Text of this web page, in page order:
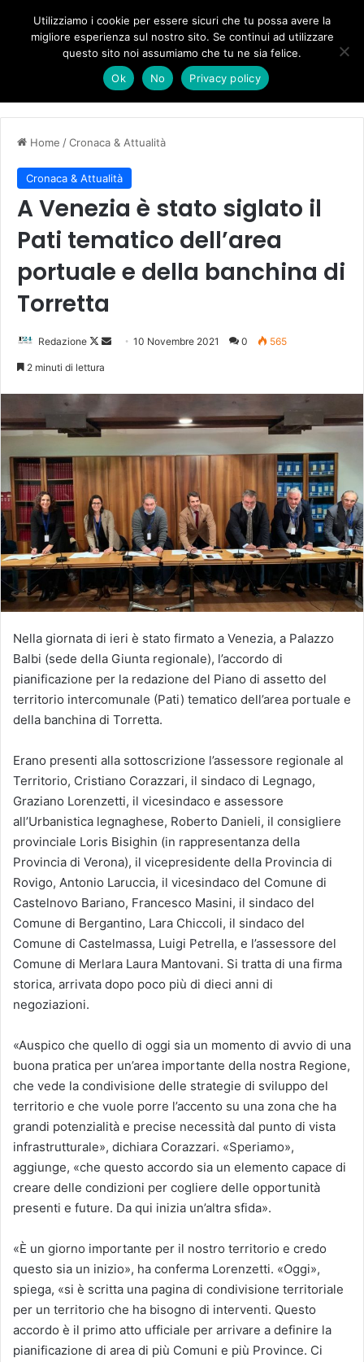
Forza Italia, il legnaghese Donà nella segreteria regionale
Home /Cronaca & Attualità
Cronaca & Attualità
A Venezia è stato siglato il
Pati tematico dell’area
portuale e della banchina di
Torretta
Redazione
Follow
Invia 10 Novembre 2021 0 565
2 minuti di lettura
Nella giornata di ieri è stato firmato a Venezia, a Palazzo
Balbi (sede della Giunta regionale), l’accordo di
pianificazione per la redazione del Piano di assetto del
territorio intercomunale (Pati) tematico dell’area portuale e
della banchina di Torretta.
Erano presenti alla sottoscrizione l’assessore regionale al
Territorio, Cristiano Corazzari, il sindaco di Legnago,
Graziano Lorenzetti, il vicesindaco e assessore
all’Urbanistica legnaghese, Roberto Danieli, il consigliere
provinciale Loris Bisighin (in rappresentanza della
Provincia di Verona), il vicepresidente della Provincia di
Rovigo, Antonio Laruccia, il vicesindaco del Comune di
Castelnovo Bariano, Francesco Masini, il sindaco del
Comune di Bergantino, Lara Chiccoli, il sindaco del
Comune di Castelmassa, Luigi Petrella, e l’assessore del
Comune di Merlara Laura Mantovani. Si tratta di una firma
storica, arrivata dopo poco più di dieci anni di
negoziazioni.
«Auspico che quello di oggi sia un momento di avvio di una
buona pratica per un’area importante della nostra Regione,
che vede la condivisione delle strategie di sviluppo del
territorio e che vuole porre l’accento su una zona che ha
grandi potenzialità e precise necessità dal punto di vista
infrastrutturale», dichiara Corazzari. «Speriamo»,
aggiunge, «che questo accordo sia un elemento capace di
creare delle condizioni per cogliere delle opportunità
presenti e future. Da qui inizia un’altra sfida».
«È un giorno importante per il nostro territorio e credo
questo sia un inizio», ha conferma Lorenzetti. «Oggi»,
spiega, «si è scritta una pagina di condivisione territoriale
per un territorio che ha bisogno di interventi. Questo
accordo è il primo atto ufficiale per arrivare a definire la
pianificazione di area di più Comuni e più Province. Ci
Utilizziamo i cookie per essere sicuri che tu possa avere la
migliore esperienza sul nostro sito. Se continui ad utilizzare
questo sito noi assumiamo che tu ne sia felice.
Ok
No Privacy policy